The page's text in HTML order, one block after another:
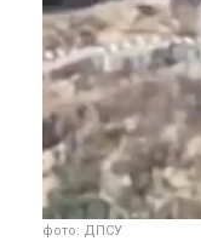
фото: ДПСУ